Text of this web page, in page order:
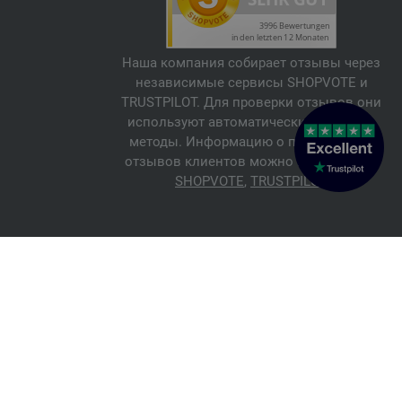
Наша компания собирает отзывы через
независимые сервисы SHOPVOTE и
TRUSTPILOT. Для проверки отзывов они
используют автоматические и ручные
методы. Информацию о подлинности
отзывов клиентов можно найти здесь:
SHOPVOTE, TRUSTPILOT